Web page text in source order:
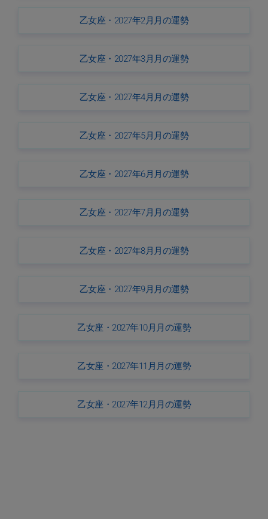
乙女座・2027年2月月の運勢
乙女座・2027年3月月の運勢
乙女座・2027年4月月の運勢
乙女座・2027年5月月の運勢
乙女座・2027年6月月の運勢
乙女座・2027年7月月の運勢
乙女座・2027年8月月の運勢
乙女座・2027年9月月の運勢
乙女座・2027年10月月の運勢
乙女座・2027年11月月の運勢
乙女座・2027年12月月の運勢